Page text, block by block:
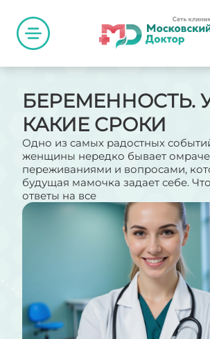
БЕРЕМЕННОСТЬ.
КАКИЕ СРОКИ
Одно из самых радостных
женщины нередко бывает
переживаниями и вопросами,
будущая мамочка задает себе.
ответы на все